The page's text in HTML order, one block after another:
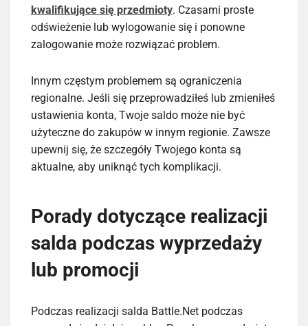
kwalifikujące się przedmioty. Czasami proste
odświeżenie lub wylogowanie się i ponowne
zalogowanie może rozwiązać problem.
Innym częstym problemem są ograniczenia
regionalne. Jeśli się przeprowadziłeś lub zmieniłeś
ustawienia konta, Twoje saldo może nie być
użyteczne do zakupów w innym regionie. Zawsze
upewnij się, że szczegóły Twojego konta są
aktualne, aby uniknąć tych komplikacji.
Porady dotyczące realizacji
salda podczas wyprzedaży
lub promocji
Podczas realizacji salda Battle.Net podczas